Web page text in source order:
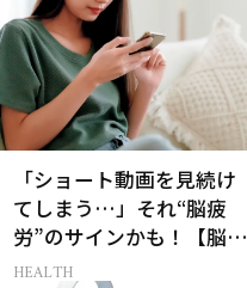
「ショート動画を見続け
てしまう…」それ“脳疲
労”のサインかも！【脳疲
労が原因の行動6選】
HEALTH